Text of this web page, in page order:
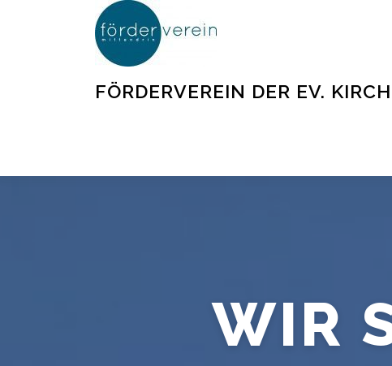
FÖRDERVEREIN DER EV.
WIR